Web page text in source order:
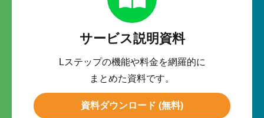
サービス説明資料
Lステップの機能や料金を網羅的に
まとめた資料です。
資料ダウンロード (無料)